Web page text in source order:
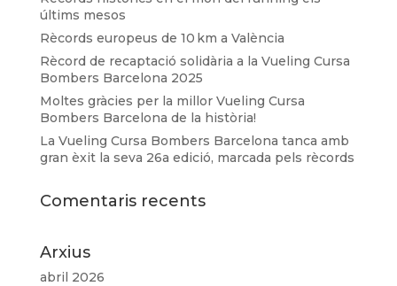
últims mesos
Rècords europeus de 10 km a València
Rècord de recaptació solidària a la Vueling Cursa
Bombers Barcelona 2025
Moltes gràcies per la millor Vueling Cursa
Bombers Barcelona de la història!
La Vueling Cursa Bombers Barcelona tanca amb
gran èxit la seva 26a edició, marcada pels rècords
Comentaris recents
Arxius
abril 2026